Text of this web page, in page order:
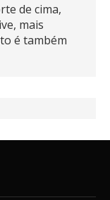
de cima,
mais
é também